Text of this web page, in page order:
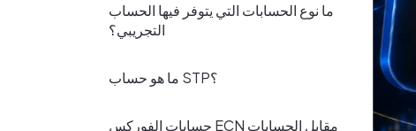
ما نوع الحسابات التي يتوفر فيها الحساب
التجريبي؟
ما هو حساب STP؟
حسابات الفوركس ECN مقابل الحسابات